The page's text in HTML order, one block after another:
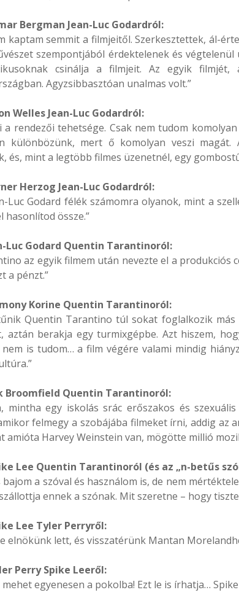
Bergman Jean-Luc Godardról:
kaptam semmit a filmjeitől. Szerkesztettek, ál-
szempontjából érdektelenek és
csinálja a filmjeit. Az egyik filmjét,
Agyzsibbasztóan unalmas volt.”
Welles Jean-Luc Godardról:
a rendezői tehetsége. Csak nem tudom
különbözünk, mert ő komolyan veszi magát.
és, mint a legtöbb filmes üzenetnél, egy
Herzog Jean-Luc Godardról:
Luc Godard félék számomra olyanok, mint a
hasonlítod össze.”
Luc Godard Quentin Tarantinoról:
az egyik filmem után nevezte el a produkciós
a pénzt.”
Korine Quentin Tarantinoról:
Quentin Tarantino túl sokat foglalkozik
aztán berakja egy turmixgépbe. Azt hiszem,
is tudom… a film végére valami mindig
Broomfield Quentin Tarantinoról:
mintha egy iskolás srác erőszakos és
felmegy a szobájába filmeket írni, addig az
amióta Harvey Weinstein van, mögötte millió
Lee Quentin Tarantinoról (és az „n-betűs
bajom a szóval és használom is, de nem
ennek a szónak. Mit szeretne – hogy
Lee Tyler Perryről:
elnökünk lett, és visszatérünk Mantan
Perry Spike Leeről:
mehet egyenesen a pokolba! Ezt le is írhatja…